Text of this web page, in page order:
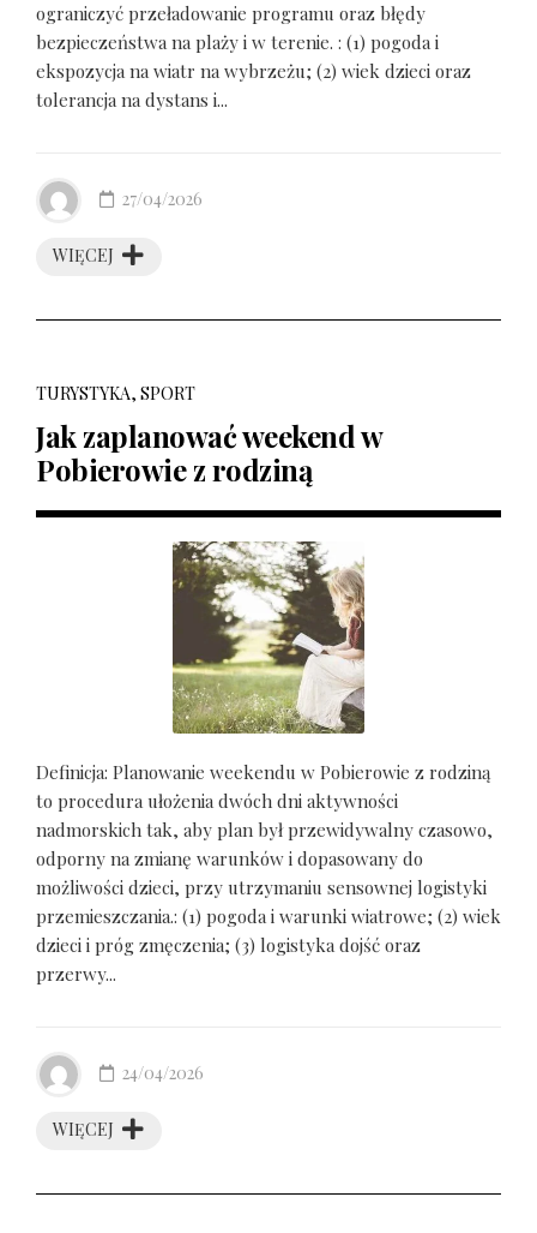
ograniczyć przeładowanie programu oraz błędy
bezpieczeństwa na plaży i w terenie. : (1) pogoda i
ekspozycja na wiatr na wybrzeżu; (2) wiek dzieci oraz
tolerancja na dystans i...
WIĘCEJ
27/04/2026
TURYSTYKA, SPORT
Jak zaplanować weekend w
Pobierowie z rodziną
Definicja: Planowanie weekendu w Pobierowie z rodziną
to procedura ułożenia dwóch dni aktywności
nadmorskich tak, aby plan był przewidywalny czasowo,
odporny na zmianę warunków i dopasowany do
możliwości dzieci, przy utrzymaniu sensownej logistyki
przemieszczania.: (1) pogoda i warunki wiatrowe; (2) wiek
dzieci i próg zmęczenia; (3) logistyka dojść oraz
przerwy...
WIĘCEJ
24/04/2026